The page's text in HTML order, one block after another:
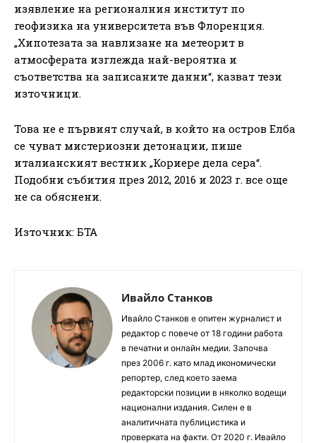
изявление на регионалния институт по
геофизика на университета във Флоренция.
„Хипотезата за навлизане на метеорит в
атмосферата изглежда най-вероятна и
съответства на записаните данни“, казват тези
източници.
Това не е първият случай, в който на остров Елба
се чуват мистериозни детонации, пише
италианският вестник „Кориере дела сера“.
Подобни събития през 2012, 2016 и 2023 г. все още
не са обяснени.
Източник: БТА
Ивайло Станков
Ивайло Станков е опитен журналист и
редактор с повече от 18 години работа
в печатни и онлайн медии. Започва
през 2006 г. като млад икономически
репортер, след което заема
редакторски позиции в няколко водещи
национални издания. Силен е в
аналитичната публицистика и
проверката на факти. От 2020 г. Ивайло